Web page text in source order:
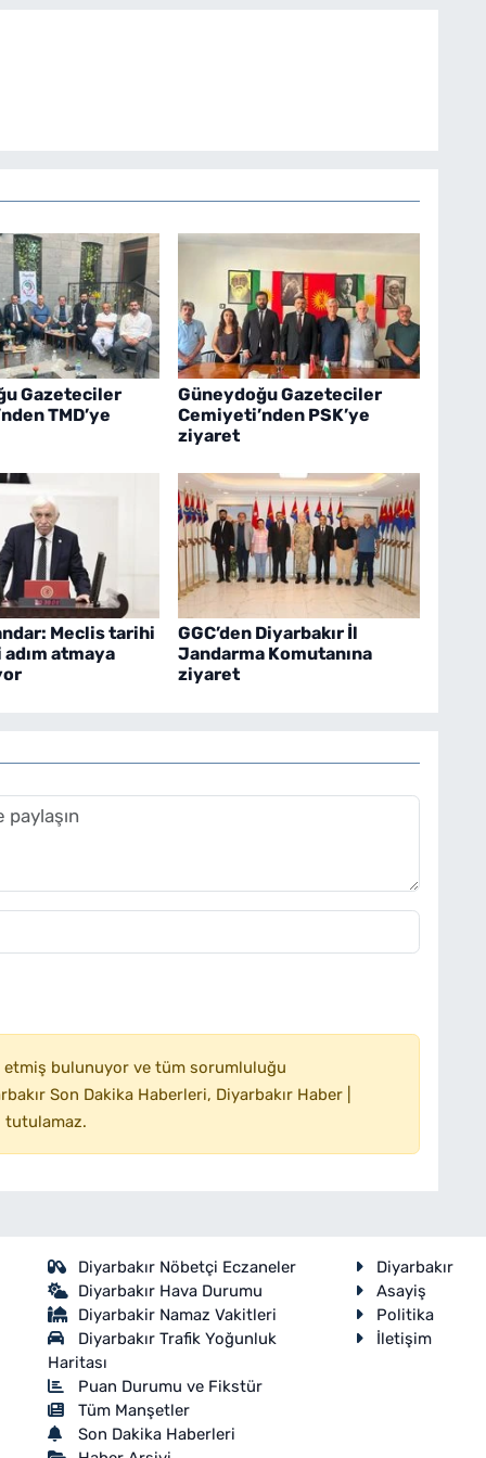
Gazeteciler
TMD’ye
Güneydoğu Gazeteciler
Cemiyeti’nden PSK’ye
ziyaret
Meclis tarihi
atmaya
GGC’den Diyarbakır İl
Jandarma Komutanına
ziyaret
etmiş bulunuyor ve tüm sorumluluğu
Son Dakika Haberleri, Diyarbakır Haber |
tutulamaz.
Diyarbakır Nöbetçi Eczaneler
Diyarbakır Hava Durumu
Diyarbakir Namaz Vakitleri
Diyarbakır Trafik Yoğunluk
Haritası
Puan Durumu ve Fikstür
Tüm Manşetler
Son Dakika Haberleri
Diyarbakır
Asayiş
Politika
İletişim